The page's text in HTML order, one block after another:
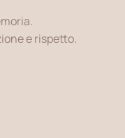
e rispetto.